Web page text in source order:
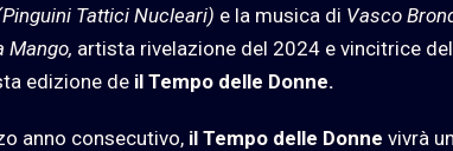
Tattici Nucleari) e la musica di Vasco
Mango, artista rivelazione del 2024 e vincitrice
edizione de il Tempo delle Donne.
anno consecutivo, il Tempo delle Donne vivrà